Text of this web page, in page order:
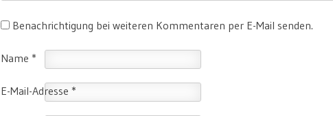
Benachrichtigung bei weiteren Kommentaren per E-Mail senden.
Name *
E-Mail-Adresse *